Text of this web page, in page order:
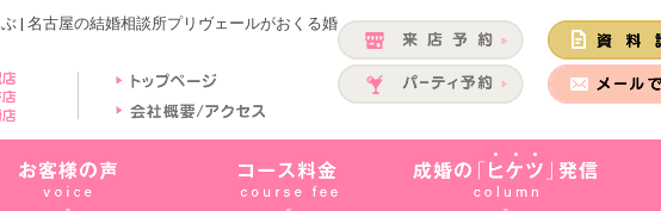
| 名古屋の結婚相談所プリヴェールがおくる婚